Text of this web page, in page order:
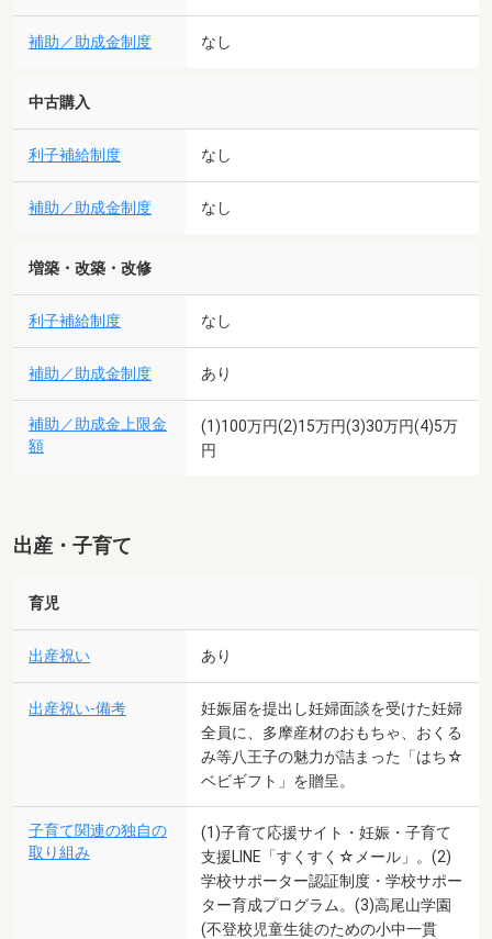
補助／助成金制度 なし
中古購入
利子補給制度 なし
補助／助成金制度 なし
増築・改築・改修
利子補給制度 なし
補助／助成金制度 あり
補助／助成金上限金
額
(1)100万円(2)15万円(3)30万円(4)5万
円
出産・子育て
育児
出産祝い あり
出産祝い-備考
妊娠届を提出し妊婦面談を受けた妊婦
全員に、多摩産材のおもちゃ、おくる
み等八王子の魅力が詰まった「はち☆
ベビギフト」を贈呈。
子育て関連の独自の
取り組み
(1)子育て応援サイト・妊娠・子育て
支援LINE「すくすく☆メール」。(2)
学校サポーター認証制度・学校サポー
ター育成プログラム。(3)高尾山学園
(不登校児童生徒のための小中一貫